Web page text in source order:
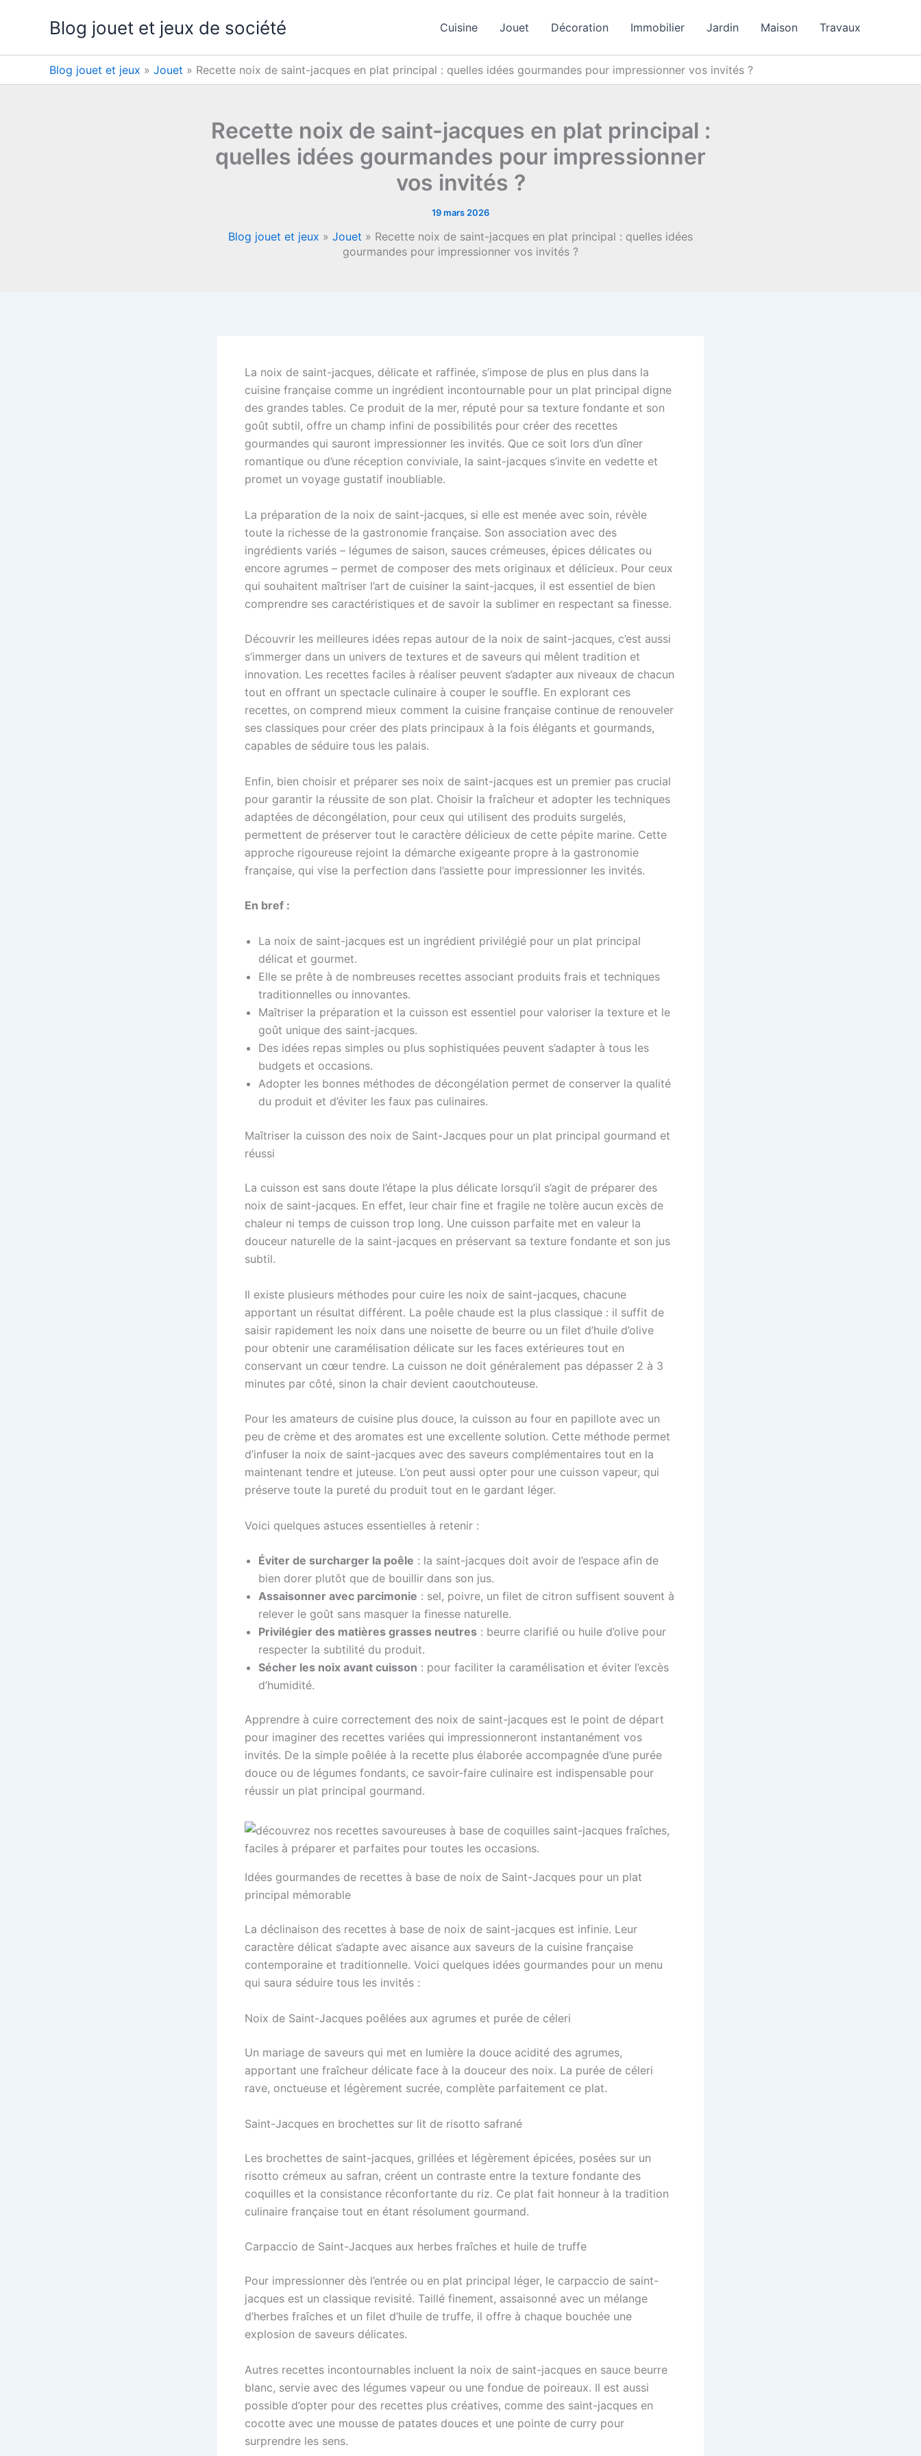
Blog jouet et jeux de société Cuisine Jouet Décoration Immobilier Jardin Maison Travaux
Blog jouet et jeux » Jouet » Recette noix de saint-jacques en plat principal : quelles idées gourmandes pour impressionner vos invités ?
Recette noix de saint-jacques en plat principal :
quelles idées gourmandes pour impressionner
vos invités ?
19 mars 2026
Blog jouet et jeux » Jouet » Recette noix de saint-jacques en plat principal : quelles idées
gourmandes pour impressionner vos invités ?
La noix de saint-jacques, délicate et raffinée, s’impose de plus en plus dans la
cuisine française comme un ingrédient incontournable pour un plat principal digne
des grandes tables. Ce produit de la mer, réputé pour sa texture fondante et son
goût subtil, offre un champ infini de possibilités pour créer des recettes
gourmandes qui sauront impressionner les invités. Que ce soit lors d’un dîner
romantique ou d’une réception conviviale, la saint-jacques s’invite en vedette et
promet un voyage gustatif inoubliable.
La préparation de la noix de saint-jacques, si elle est menée avec soin, révèle
toute la richesse de la gastronomie française. Son association avec des
ingrédients variés – légumes de saison, sauces crémeuses, épices délicates ou
encore agrumes – permet de composer des mets originaux et délicieux. Pour ceux
qui souhaitent maîtriser l’art de cuisiner la saint-jacques, il est essentiel de bien
comprendre ses caractéristiques et de savoir la sublimer en respectant sa finesse.
Découvrir les meilleures idées repas autour de la noix de saint-jacques, c’est aussi
s’immerger dans un univers de textures et de saveurs qui mêlent tradition et
innovation. Les recettes faciles à réaliser peuvent s’adapter aux niveaux de chacun
tout en offrant un spectacle culinaire à couper le souffle. En explorant ces
recettes, on comprend mieux comment la cuisine française continue de renouveler
ses classiques pour créer des plats principaux à la fois élégants et gourmands,
capables de séduire tous les palais.
Enfin, bien choisir et préparer ses noix de saint-jacques est un premier pas crucial
pour garantir la réussite de son plat. Choisir la fraîcheur et adopter les techniques
adaptées de décongélation, pour ceux qui utilisent des produits surgelés,
permettent de préserver tout le caractère délicieux de cette pépite marine. Cette
approche rigoureuse rejoint la démarche exigeante propre à la gastronomie
française, qui vise la perfection dans l’assiette pour impressionner les invités.
En bref :
La noix de saint-jacques est un ingrédient privilégié pour un plat principal
délicat et gourmet.
Elle se prête à de nombreuses recettes associant produits frais et techniques
traditionnelles ou innovantes.
Maîtriser la préparation et la cuisson est essentiel pour valoriser la texture et le
goût unique des saint-jacques.
Des idées repas simples ou plus sophistiquées peuvent s’adapter à tous les
budgets et occasions.
Adopter les bonnes méthodes de décongélation permet de conserver la qualité
du produit et d’éviter les faux pas culinaires.
Maîtriser la cuisson des noix de Saint-Jacques pour un plat principal gourmand et
réussi
La cuisson est sans doute l’étape la plus délicate lorsqu’il s’agit de préparer des
noix de saint-jacques. En effet, leur chair fine et fragile ne tolère aucun excès de
chaleur ni temps de cuisson trop long. Une cuisson parfaite met en valeur la
douceur naturelle de la saint-jacques en préservant sa texture fondante et son jus
subtil.
Il existe plusieurs méthodes pour cuire les noix de saint-jacques, chacune
apportant un résultat différent. La poêle chaude est la plus classique : il suffit de
saisir rapidement les noix dans une noisette de beurre ou un filet d’huile d’olive
pour obtenir une caramélisation délicate sur les faces extérieures tout en
conservant un cœur tendre. La cuisson ne doit généralement pas dépasser 2 à 3
minutes par côté, sinon la chair devient caoutchouteuse.
Pour les amateurs de cuisine plus douce, la cuisson au four en papillote avec un
peu de crème et des aromates est une excellente solution. Cette méthode permet
d’infuser la noix de saint-jacques avec des saveurs complémentaires tout en la
maintenant tendre et juteuse. L’on peut aussi opter pour une cuisson vapeur, qui
préserve toute la pureté du produit tout en le gardant léger.
Voici quelques astuces essentielles à retenir :
Éviter de surcharger la poêle : la saint-jacques doit avoir de l’espace afin de
bien dorer plutôt que de bouillir dans son jus.
Assaisonner avec parcimonie : sel, poivre, un filet de citron suffisent souvent à
relever le goût sans masquer la finesse naturelle.
Privilégier des matières grasses neutres : beurre clarifié ou huile d’olive pour
respecter la subtilité du produit.
Sécher les noix avant cuisson : pour faciliter la caramélisation et éviter l’excès
d’humidité.
Apprendre à cuire correctement des noix de saint-jacques est le point de départ
pour imaginer des recettes variées qui impressionneront instantanément vos
invités. De la simple poêlée à la recette plus élaborée accompagnée d’une purée
douce ou de légumes fondants, ce savoir-faire culinaire est indispensable pour
réussir un plat principal gourmand.
Idées gourmandes de recettes à base de noix de Saint-Jacques pour un plat
principal mémorable
La déclinaison des recettes à base de noix de saint-jacques est infinie. Leur
caractère délicat s’adapte avec aisance aux saveurs de la cuisine française
contemporaine et traditionnelle. Voici quelques idées gourmandes pour un menu
qui saura séduire tous les invités :
Noix de Saint-Jacques poêlées aux agrumes et purée de céleri
Un mariage de saveurs qui met en lumière la douce acidité des agrumes,
apportant une fraîcheur délicate face à la douceur des noix. La purée de céleri
rave, onctueuse et légèrement sucrée, complète parfaitement ce plat.
Saint-Jacques en brochettes sur lit de risotto safrané
Les brochettes de saint-jacques, grillées et légèrement épicées, posées sur un
risotto crémeux au safran, créent un contraste entre la texture fondante des
coquilles et la consistance réconfortante du riz. Ce plat fait honneur à la tradition
culinaire française tout en étant résolument gourmand.
Carpaccio de Saint-Jacques aux herbes fraîches et huile de truffe
Pour impressionner dès l’entrée ou en plat principal léger, le carpaccio de saint-
jacques est un classique revisité. Taillé finement, assaisonné avec un mélange
d’herbes fraîches et un filet d’huile de truffe, il offre à chaque bouchée une
explosion de saveurs délicates.
Autres recettes incontournables incluent la noix de saint-jacques en sauce beurre
blanc, servie avec des légumes vapeur ou une fondue de poireaux. Il est aussi
possible d’opter pour des recettes plus créatives, comme des saint-jacques en
cocotte avec une mousse de patates douces et une pointe de curry pour
surprendre les sens.